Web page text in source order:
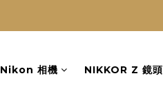
Nikon 相機 NIKKOR Z 鏡頭